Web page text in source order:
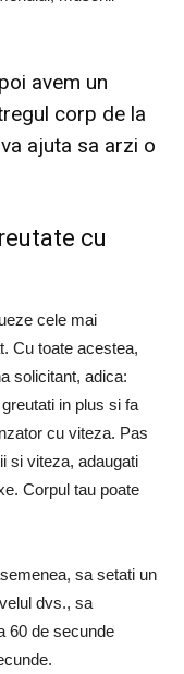
avem un
corp de la
ajuta sa arzi o
cu
cele mai
Cu toate acestea,
solicitant, adica:
in plus si fa
cu viteza. Pas
si viteza, adaugati
Corpul tau poate
sa setati un
dvs., sa
60 de secunde